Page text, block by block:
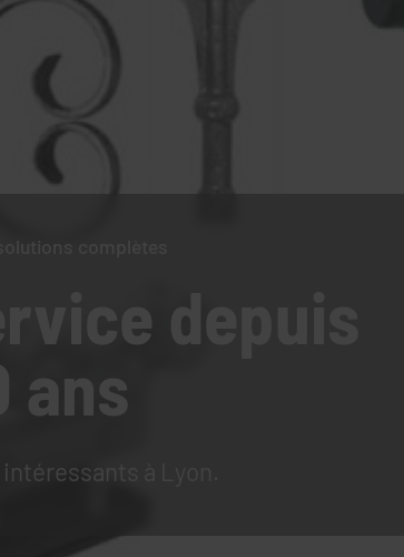
complètes
depuis
ans
à Lyon.